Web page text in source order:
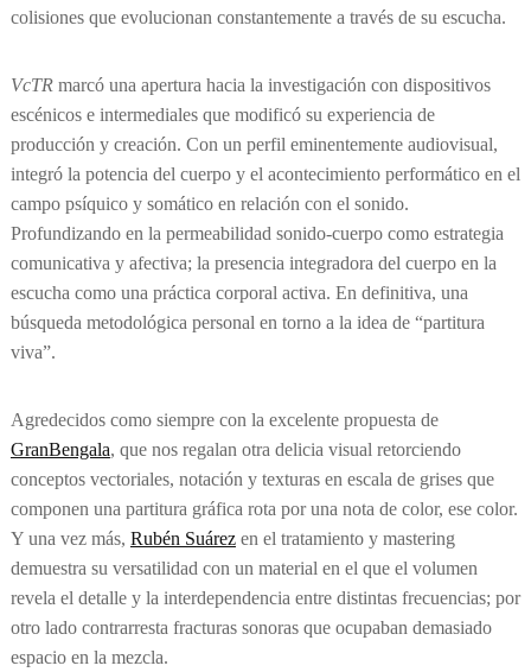
colisiones que evolucionan constantemente a través de su escucha.
VcTRmarcó una apertura hacia la investigación con dispositivos
escénicos e intermediales que modificó su experiencia de
producción y creación. Con un perfil eminentemente audiovisual,
integró la potencia del cuerpo y el acontecimiento performático en el
campo psíquico y somático en relación con el sonido.
Profundizando en la permeabilidad sonido-cuerpo como estrategia
comunicativa y afectiva; la presencia integradora del cuerpo en la
escucha como una práctica corporal activa. En definitiva, una
búsqueda metodológica personal en torno a la idea de “partitura
viva”.
Agredecidos como siempre con la excelente propuesta de
GranBengala, que nos regalan otra delicia visual retorciendo
conceptos vectoriales, notación y texturas en escala de grises que
componen una partitura gráfica rota por una nota de color, ese color.
Y una vez más, Rubén Suárezen el tratamiento y mastering
demuestra su versatilidad con un material en el que el volumen
revela el detalle y la interdependencia entre distintas frecuencias; por
otro lado contrarresta fracturas sonoras que ocupaban demasiado
espacio en la mezcla.